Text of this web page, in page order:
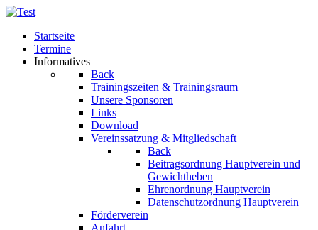
Startseite
Termine
Informatives
Back
Trainingszeiten & Trainingsraum
Unsere Sponsoren
Links
Download
Vereinssatzung & Mitgliedschaft
Back
Beitragsordnung Hauptverein und
Gewichtheben
Ehrenordnung Hauptverein
Datenschutzordnung Hauptverein
Förderverein
Anfahrt